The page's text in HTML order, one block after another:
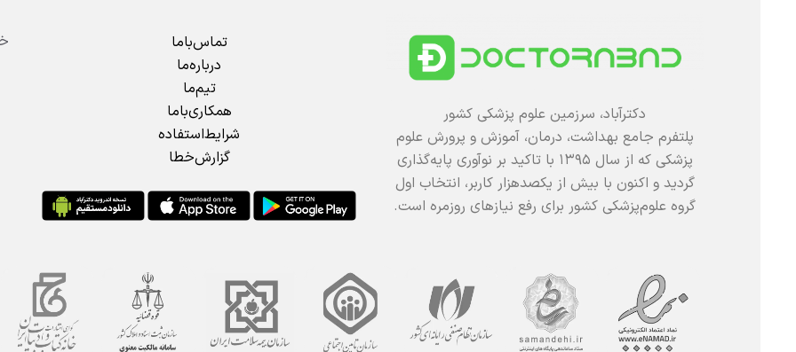
دکترآباد، سرزمین علوم پزشکی کشور
پلتفرم جامع بهداشت، درمان، آموزش و پرورش علوم
پزشکی که از سال ۱۳۹۵ با تاکید بر نوآوری پایه‌گذاری
گردید و اکنون با بیش از یکصدهزار کاربر، انتخاب اول
گروه علوم‌پزشکی کشور برای رفع نیازهای روزمره است.
تماس‌باما
درباره‌ما
تیم‌ما
همکاری‌باما
شرایط‌استفاده
گزارش‌خطا